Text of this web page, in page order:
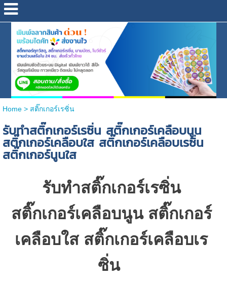
Home> สติ๊กเกอร์เรซิ่น
รับทำสติ๊กเกอร์เรซิ่น สติ๊กเกอร์เคลือบนูน
สติ๊กเกอร์เคลือบใส สติ๊กเกอร์เคลือบเรซิ่น
สติ๊กเกอร์นูนใส
รับทำสติ๊กเกอร์เรซิ่น
สติ๊กเกอร์เคลือบนูน สติ๊กเกอร์
เคลือบใส สติ๊กเกอร์เคลือบเร
ซิ่น